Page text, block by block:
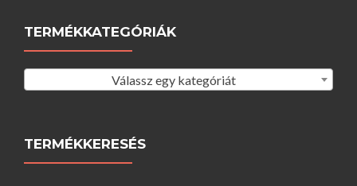
TERMÉKKATEGÓRIÁK
Válassz egy kategóriát
TERMÉKKERESÉS